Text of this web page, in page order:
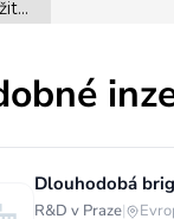
Dlouhodobá
R&D v Praze|